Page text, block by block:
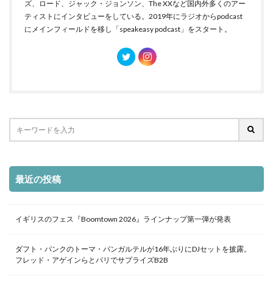
ズ、ロード、ジャック・ジョンソン、The XXなど国内外多くのアー
ティストにインタビューをしている。2019年にラジオからpodcast
にメインフィールドを移し「speakeasy podcast」をスタート。
最近の投稿
イギリスのフェス『Boomtown 2026』ラインナップ第一弾が発表
ダフト・パンクのトーマ・バンガルテルが16年ぶりにDJセットを披露。
フレッド・アゲインらとパリでサプライズB2B